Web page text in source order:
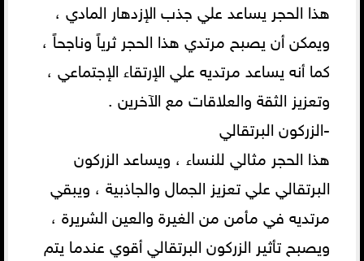
هذا الحجر يساعد علي جذب الإزدهار المادي ،
ويمكن أن يصبح مرتدي هذا الحجر ثرياً وناجحاً ،
كما أنه يساعد مرتديه علي الإرتقاء الإجتماعي ،
وتعزيز الثقة والعلاقات مع الآخرين .
-الزركون البرتقالي
هذا الحجر مثالي للنساء ، ويساعد الزركون
البرتقالي علي تعزيز الجمال والجاذبية ، ويبقي
مرتديه في مأمن من الغيرة والعين الشريرة ،
ويصبح تأثير الزركون البرتقالي أقوي عندما يتم